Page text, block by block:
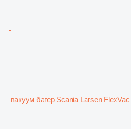
вакуум багер Scania Larsen FlexVac